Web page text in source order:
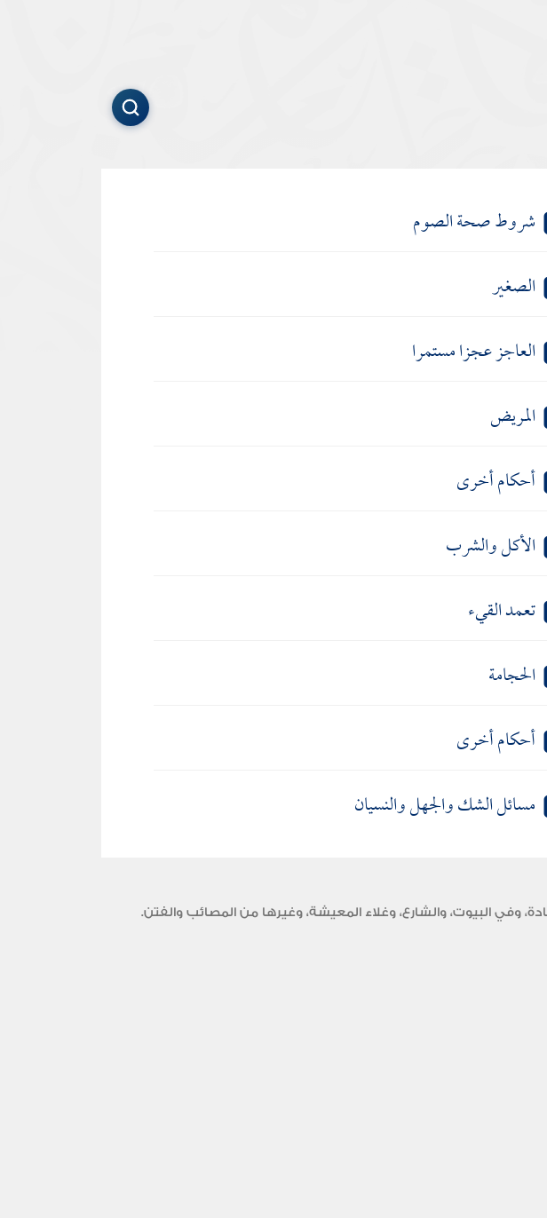
شروط صحة الصوم
الصغير
العاجز عجزا مستمرا
المريض
أحكام أخرى
الأكل والشرب
تعمد القيء
الحجامة
أحكام أخرى
مسائل الشك والجهل والنسيان
وفي البيوت، والشارع، وغلاء المعيشة، وغيرها من المصائب والفتن.